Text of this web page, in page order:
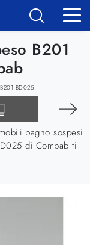
B201
B201 BD025
bagno sospesi
di Compab ti